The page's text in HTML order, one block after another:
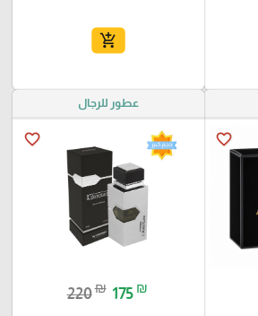
add_shopping_cart
favorite_border
عطور للرجال
favorite_border
220₪ 175 ₪